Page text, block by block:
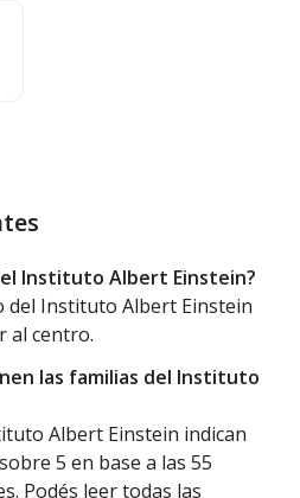
Instituto Albert Einstein?
del Instituto Albert Einstein
al centro.
las familias del Instituto
Albert Einstein indican
5 en base a las 55
Podés leer todas las